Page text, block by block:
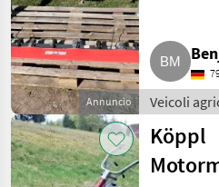
Annuncio
Veicoli
motore /
Köppl